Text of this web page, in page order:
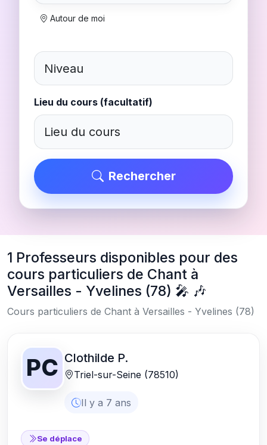
Autour de moi
Lieu du cours (facultatif)
Rechercher
1 Professeurs disponibles pour des
cours particuliers de Chant à
Versailles - Yvelines (78) 🎤 🎶
Cours particuliers de Chant à Versailles - Yvelines (78)
PC Clothilde P.
Triel-sur-Seine (78510)
Il y a 7 ans
Se déplace